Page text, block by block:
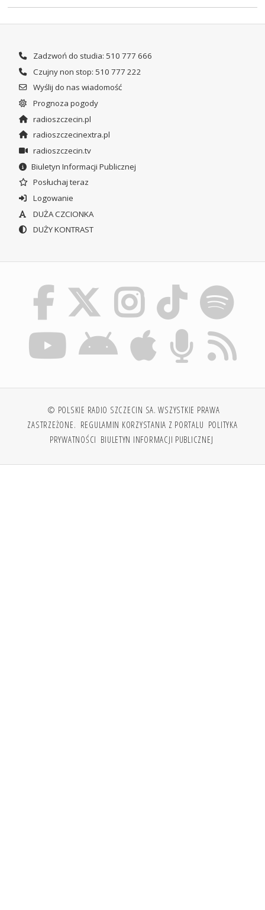
Zadzwoń do studia: 510 777 666
Czujny non stop: 510 777 222
Wyślij do nas wiadomość
Prognoza pogody
radioszczecin.pl
radioszczecinextra.pl
radioszczecin.tv
Biuletyn Informacji Publicznej
Posłuchaj teraz
Logowanie
DUŻA CZCIONKA
DUŻY KONTRAST
© POLSKIE RADIO SZCZECIN SA. WSZYSTKIE PRAWA
ZASTRZEŻONE. REGULAMIN KORZYSTANIA Z PORTALU POLITYKA
PRYWATNOŚCI BIULETYN INFORMACJI PUBLICZNEJ